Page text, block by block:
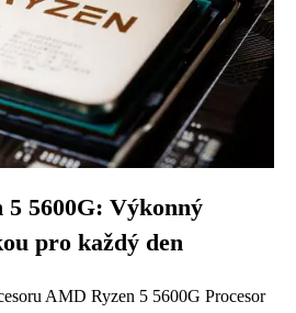
5 5600G: Výkonný
pro každý den
AMD Ryzen 5 5600G Procesor